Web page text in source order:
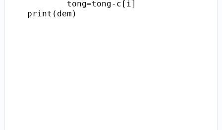
        tong=tong-c[i]
print(dem)